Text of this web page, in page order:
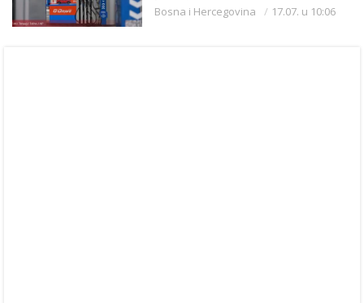
Bosna i Hercegovina 17.07. u 10:06